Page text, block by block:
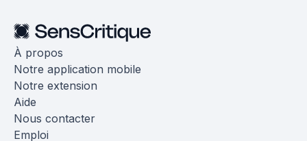
À propos
Notre application mobile
Notre extension
Aide
Nous contacter
Emploi